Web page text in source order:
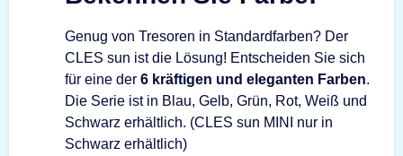
Genug von Tresoren in Standardfarben? Der
CLES sun ist die Lösung! Entscheiden Sie sich
für eine der 6 kräftigen und eleganten Farben.
Die Serie ist in Blau, Gelb, Grün, Rot, Weiß und
Schwarz erhältlich. (CLES sun MINI nur in
Schwarz erhältlich)